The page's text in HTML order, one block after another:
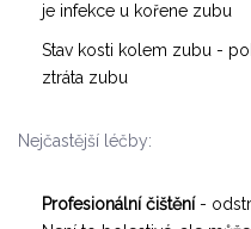
je infekce u kořene zubu
Stav kosti kolem zubu -
ztráta zubu
Nejčastější léčby:
Profesionální čištění-